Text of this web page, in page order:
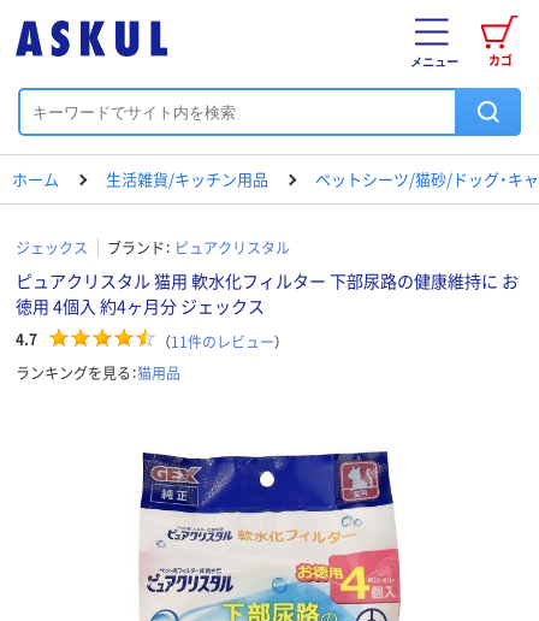
カゴ
メニュー
ホーム 生活雑貨/キッチン用品 ペットシーツ/猫砂/ドッグ・キ
ジェックス ブランド： ピュアクリスタル
ピュアクリスタル 猫用 軟水化フィルター 下部尿路の健康維持に お
徳用 4個入 約4ヶ月分 ジェックス
4.7 （11件のレビュー）
ランキングを見る：猫用品